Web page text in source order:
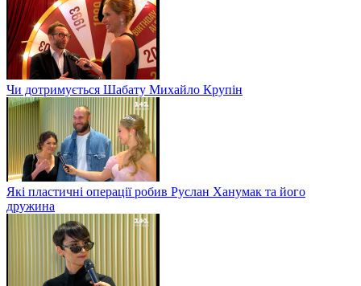
Чи дотримується Шабату Михайло Крупін
Які пластичні операції робив Руслан Ханумак та його
дружина